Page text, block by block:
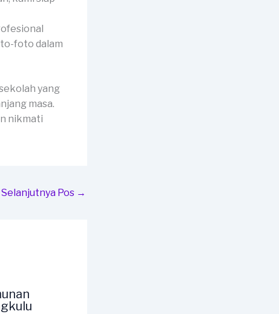
foto dalam
yang
masa.
nikmati
Selanjutnya Pos →